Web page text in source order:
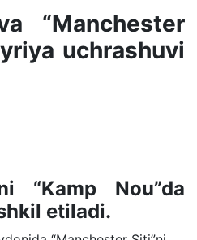
“Manchester
uchrashuvi
“Kamp Nou”da
etiladi.